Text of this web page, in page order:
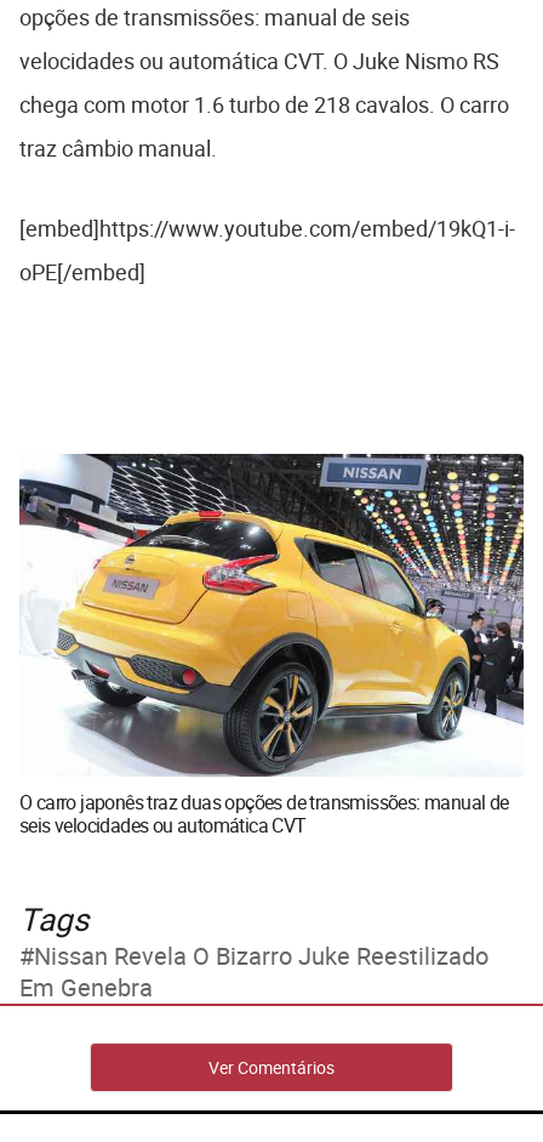
opções de transmissões: manual de seis
velocidades ou automática CVT. O Juke Nismo RS
chega com motor 1.6 turbo de 218 cavalos. O carro
traz câmbio manual.
[embed]https://www.youtube.com/embed/19kQ1-i-
oPE[/embed]
O carro japonês traz duas opções de transmissões: manual de
seis velocidades ou automática CVT
Tags
Nissan Revela O Bizarro Juke Reestilizado
Em Genebra
Ver Comentários